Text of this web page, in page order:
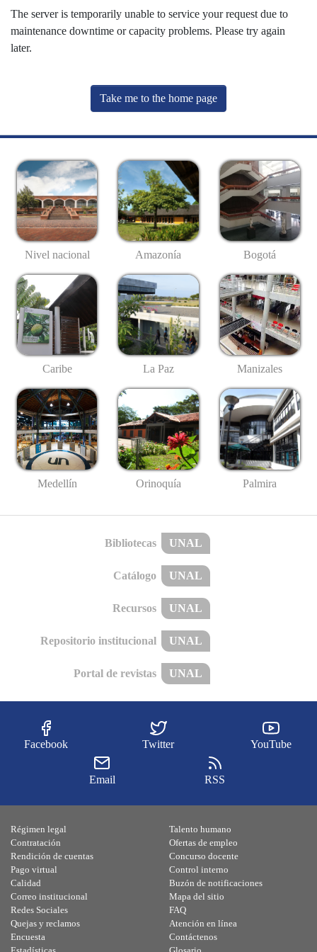
The server is temporarily unable to service your request due to
maintenance downtime or capacity problems. Please try again
later.
Take me to the home page
Nivel nacional Amazonía Bogotá
Caribe La Paz Manizales
Medellín Orinoquía Palmira
Bibliotecas UNAL
Catálogo UNAL
Recursos UNAL
Repositorio institucional UNAL
Portal de revistas UNAL
Facebook Twitter YouTube
Email RSS
Régimen legal
Contratación
Rendición de cuentas
Pago virtual
Calidad
Talento humano
Ofertas de empleo
Concurso docente
Control interno
Buzón de notificaciones
Correo institucional
Redes Sociales
Quejas y reclamos
Encuesta
Mapa del sitio
FAQ
Atención en línea
Contáctenos